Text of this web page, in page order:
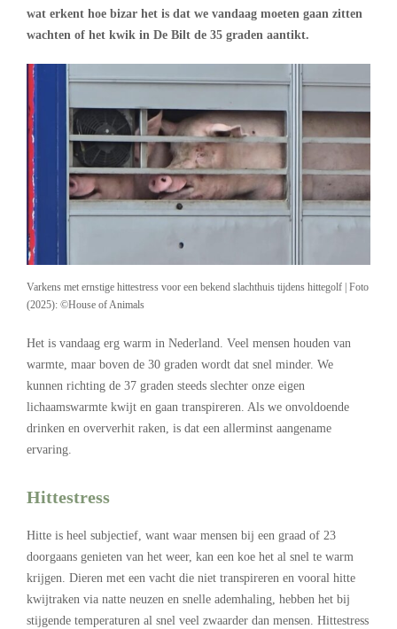
wat erkent hoe bizar het is dat we vandaag moeten gaan zitten
wachten of het kwik in De Bilt de 35 graden aantikt.
Varkens met ernstige hittestress voor een bekend slachthuis tijdens hittegolf | Foto
(2025): ©House of Animals
Het is vandaag erg warm in Nederland. Veel mensen houden van
warmte, maar boven de 30 graden wordt dat snel minder. We
kunnen richting de 37 graden steeds slechter onze eigen
lichaamswarmte kwijt en gaan transpireren. Als we onvoldoende
drinken en oververhit raken, is dat een allerminst aangename
ervaring.
Hittestress
Hitte is heel subjectief, want waar mensen bij een graad of 23
doorgaans genieten van het weer, kan een koe het al snel te warm
krijgen. Dieren met een vacht die niet transpireren en vooral hitte
kwijtraken via natte neuzen en snelle ademhaling, hebben het bij
stijgende temperaturen al snel veel zwaarder dan mensen. Hittestress